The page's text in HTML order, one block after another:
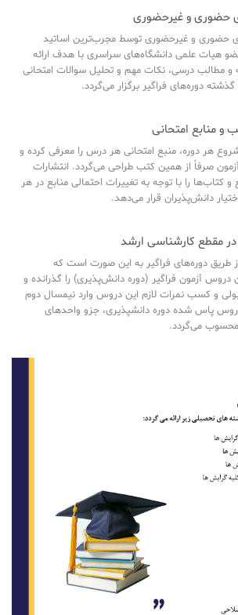
حضوری و غیرحضوری
حضوری و غیرحضوری توسط مجرب‌ترین اساتید
هیات علمی دانشگاه‌های سراسری با هدف ارائه
و مطالب درسی، نکات مهم و تحلیل سوالات امتحانی
دوره‌های فراگیر برگزار می‌گردد.
و منابع امتحانی
هر دوره، منبع امتحانی هر درس را معرفی کرده و
صرفاً از همین کتب طراحی می‌گردد. انتشارات
و کتاب‌ها را با توجه به تغییرات احتمالی منابع در هر
دانش‌پذیران قرار می‌دهد.
مقطع کارشناسی ارشد
طریق دوره‌های فراگیر به این صورت است که
دروس آزمون فراگیر (دوره دانش‌پذیری) را گذرانده و
و کسب نمرات لازم این دروس وارد نیمسال دوم
پاس شده دوره دانشپذیری، جزو واحدهای
محسوب می‌گردد.